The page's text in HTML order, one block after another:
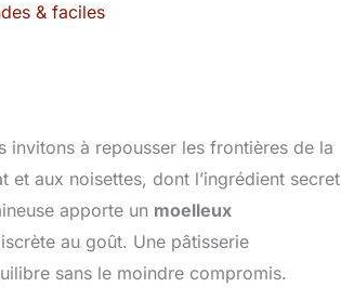
& faciles
invitons à repousser les frontières de la
aux noisettes, dont l’ingrédient secret
apporte un moelleux
au goût. Une pâtisserie
sans le moindre compromis.